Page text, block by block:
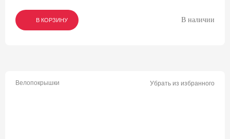
В КОРЗИНУ
В КОРЗИНУ
В КОРЗИНУ В наличии
Велопокрышки Убрать из избранного